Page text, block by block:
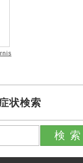
状検索
検